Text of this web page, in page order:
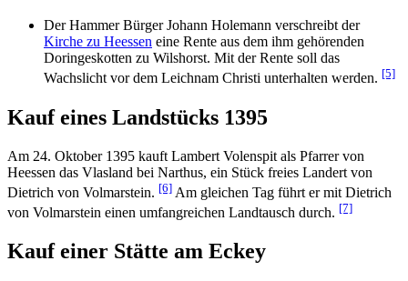
Der Hammer Bürger Johann Holemann verschreibt der
Kirche zu Heessen eine Rente aus dem ihm gehörenden
Doringeskotten zu Wilshorst. Mit der Rente soll das
Wachslicht vor dem Leichnam Christi unterhalten werden. [5]
Kauf eines Landstücks 1395
Am 24. Oktober 1395 kauft Lambert Volenspit als Pfarrer von
Heessen das Vlasland bei Narthus, ein Stück freies Landert von
Dietrich von Volmarstein. [6] Am gleichen Tag führt er mit Dietrich
von Volmarstein einen umfangreichen Landtausch durch. [7]
Kauf einer Stätte am Eckey